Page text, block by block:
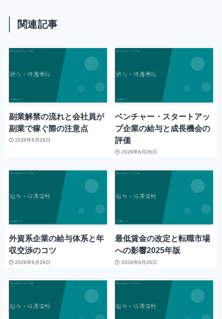
関連記事
副業解禁の流れと会社員が
副業で稼ぐ際の注意点
2026年6月26日
ベンチャー・スタートアッ
プ企業の給与と成長機会の
評価
2026年6月26日
外資系企業の給与体系と年
収交渉のコツ
2026年6月26日
最低賃金の改定と転職市場
への影響2025年版
2026年6月26日